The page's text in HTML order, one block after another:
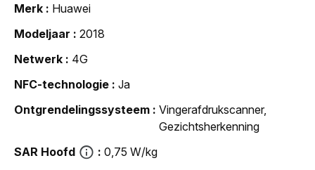
Merk
Huawei
Modeljaar
2018
Netwerk
4G
NFC-technologie
Ja
Ontgrendelingssysteem
Vingerafdrukscanner,
Gezichtsherkenning
SAR Hoofd
0,75 W/kg